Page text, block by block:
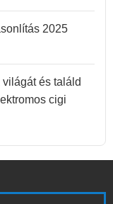
2025
és találd
cigi